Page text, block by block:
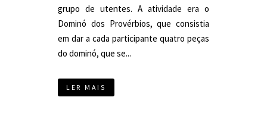
grupo de utentes. A atividade era o
Dominó dos Provérbios, que consistia
em dar a cada participante quatro peças
do dominó, que se...
LER MAIS